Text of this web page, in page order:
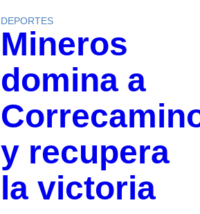
DEPORTES
Mineros
domina a
y recupera
la victoria